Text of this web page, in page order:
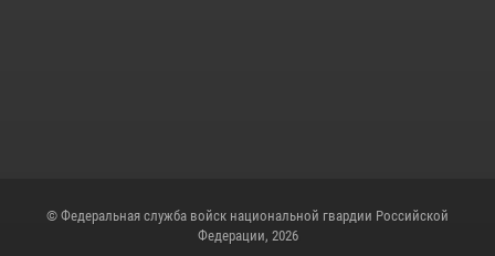
© Федеральная служба войск национальной гвардии Российской
Федерации, 2026